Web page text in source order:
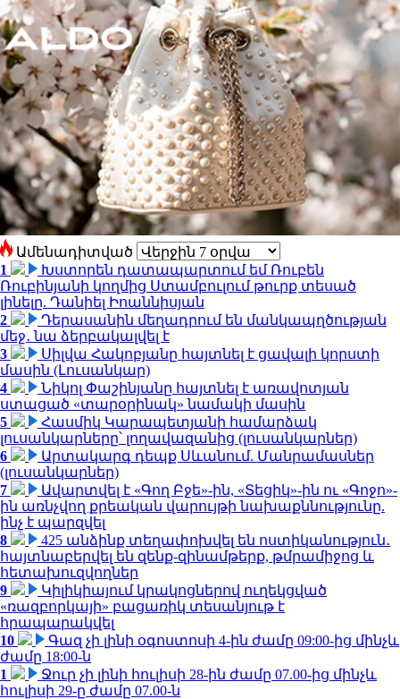
Ամենադիտված
1
Խստորեն դատապարտում եմ Ռուբեն
Ռուբինյանի կողմից Ստամբուլում թուրք տեսած
լինելը. Դանիել Իոաննիսյան
2
Դերասանին մեղադրում են մանկապղծության
մեջ․ նա ձերբակալվել է
3
Սիլվա Հակոբյանը հայտնել է ցավալի կորստի
մասին (Լուսանկար)
4
Նիկոլ Փաշինյանը հայտնել է առավոտյան
ստացած «տարօրինակ» նամակի մասին
5
Հասմիկ Կարապետյանի համարձակ
լուսանկարները՝ լողավազանից (լուսանկարներ)
6
Արտակարգ դեպք Սևանում. Մանրամասներ
(լուսանկարներ)
7
Ավարտվել է «Գող Բջե»-ին, «Տեցիկ»-ին ու «Գոջո»-
ին առնչվող քրեական վարույթի նախաքննությունը.
ինչ է պարզվել
8
425 անձինք տեղափոխվել են ոստիկանություն․
հայտնաբերվել են զենք-զինամթերք, թմրամիջոց և
հետախուզվողներ
9
Կիլիկիայում կրակոցներով ուղեկցված
«ռազբորկայի» բացառիկ տեսանյութ է
հրապարակվել
10
Գազ չի լինի օգոստոսի 4-ին ժամը 09:00-ից մինչև
ժամը 18:00-ն
1
Ջուր չի լինի հուլիսի 28-ին ժամը 07.00-ից մինչև
հուլիսի 29-ը ժամը 07.00-ն